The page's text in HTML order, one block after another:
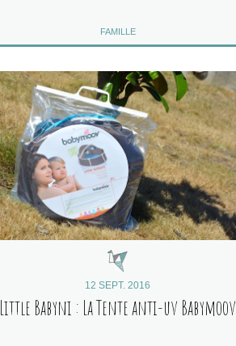
FAMILLE
12 SEPT. 2016
Little Babyni : La Tente anti-uv Babymoov